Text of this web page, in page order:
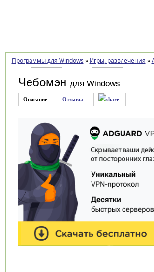
Программы для Windows » Игры, развлечения »
Чебомэн для Windows
Описание Отзывы